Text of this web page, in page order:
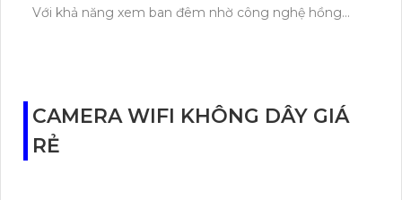
Với khả năng xem ban đêm nhờ công nghệ hồng
hình ảnh mà còn mang đến sự tiện lợi trong việc cài
đặt và sử dụng. Với hồng ngoại EXIR hiện đại,
camera giữ cho hình ảnh luôn rõ ràng ngay cả trong
CAMERA WIFI KHÔNG DÂY GIÁ
RẺ